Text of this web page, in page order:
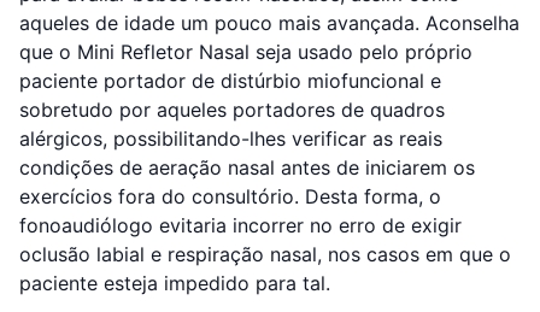
aqueles de idade um pouco mais avançada. Aconselha
que o Mini Refletor Nasal seja usado pelo próprio
paciente portador de distúrbio miofuncional e
sobretudo por aqueles portadores de quadros
alérgicos, possibilitando-lhes verificar as reais
condições de aeração nasal antes de iniciarem os
exercícios fora do consultório. Desta forma, o
fonoaudiólogo evitaria incorrer no erro de exigir
oclusão labial e respiração nasal, nos casos em que o
paciente esteja impedido para tal.